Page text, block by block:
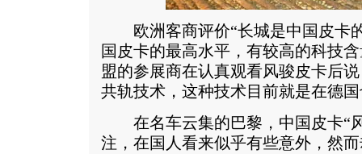
欧洲客商评价“长城是中国皮卡
国皮卡的最高水平，有较高的科技
盟的参展商在认真观看风骏皮卡后
共轨技术，这种技术目前就是在德
在名车云集的巴黎，中国皮卡“
注，在国人看来似乎有些意外，然